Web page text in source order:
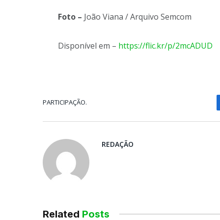
Foto – João Viana / Arquivo Semcom
Disponível em – https://flic.kr/p/2mcADUD
PARTICIPAÇÃO.
REDAÇÃO
Related Posts